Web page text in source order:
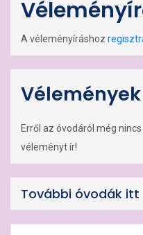
A véleményíráshoz
Vélemények
Erről az óvodáról még
véleményt ír!
További óvodák itt